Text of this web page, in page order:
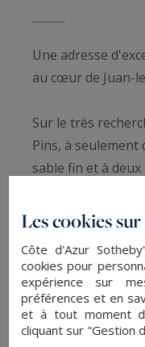
Une adresse
au cœur de Juan-
Sur le très
Pins, à seulement
sable fin et à
élégant
rare où la
de plaisance et
balnéaire sont
profitant d'un
des plus beaux
Les cookies
Côte d'Azur
cookies pour
expérience sur
préférences et en
et à tout moment
cliquant sur "Gestion